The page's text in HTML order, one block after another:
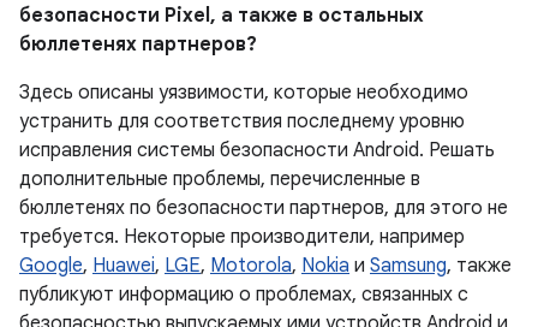
безопасности Pixel, а также в остальных
бюллетенях партнеров?
Здесь описаны уязвимости, которые необходимо
устранить для соответствия последнему уровню
исправления системы безопасности Android. Решать
дополнительные проблемы, перечисленные в
бюллетенях по безопасности партнеров, для этого не
требуется. Некоторые производители, например
Google, Huawei, LGE, Motorola, Nokia и Samsung, также
публикуют информацию о проблемах, связанных с